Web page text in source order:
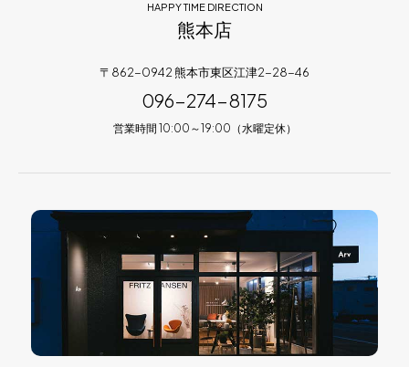
HAPPY TIME DIRECTION
熊本店
〒862-0942 熊本市東区江津2-28-46
096-274-8175
営業時間 10:00～19:00（水曜定休）